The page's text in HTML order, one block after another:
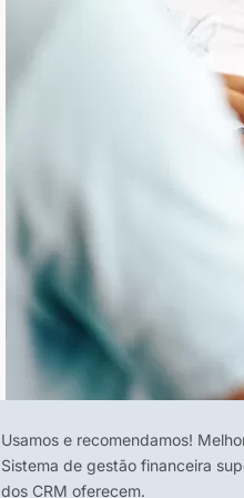
Usamos e recomendamos!
Sistema de gestão financeira
dos CRM oferecem.